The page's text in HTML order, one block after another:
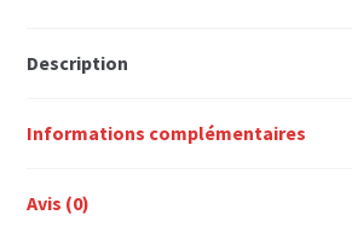
Description
Informations complémentaires
Avis (0)